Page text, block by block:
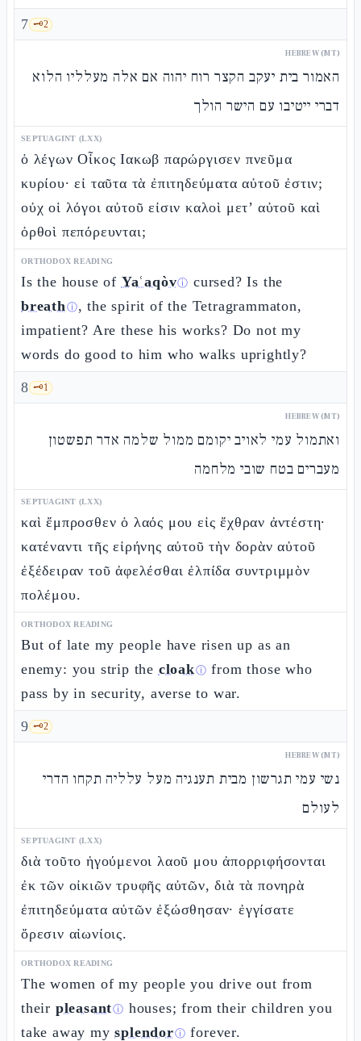
7 🗝️2
HEBREW (MT)
האמור בית יעקב הקצר רוח יהוה אם אלה מעלליו הלוא
דברי ייטיבו עם הישר הולך
SEPTUAGINT (LXX)
ὁ λέγων Οἶκος Ιακωβ παρώργισεν πνεῦμα
κυρίου· εἰ ταῦτα τὰ ἐπιτηδεύματα αὐτοῦ ἐστιν;
οὐχ οἱ λόγοι αὐτοῦ εἰσιν καλοὶ μετ’ αὐτοῦ καὶ
ὀρθοὶ πεπόρευνται;
ORTHODOX READING
Is the house of Yaʿaqòvⓘ cursed? Is the
breathⓘ, the spirit of the Tetragrammaton,
impatient? Are these his works? Do not my
words do good to him who walks uprightly?
8 🗝️1
HEBREW (MT)
ואתמול עמי לאויב יקומם ממול שלמה אדר תפשטון
מעברים בטח שובי מלחמה
SEPTUAGINT (LXX)
καὶ ἔμπροσθεν ὁ λαός μου εἰς ἔχθραν ἀντέστη·
κατέναντι τῆς εἰρήνης αὐτοῦ τὴν δορὰν αὐτοῦ
ἐξέδειραν τοῦ ἀφελέσθαι ἐλπίδα συντριμμὸν
πολέμου.
ORTHODOX READING
But of late my people have risen up as an
enemy: you strip the cloakⓘ from those who
pass by in security, averse to war.
9 🗝️2
HEBREW (MT)
נשי עמי תגרשון מבית תענגיה מעל עלליה תקחו הדרי
לעולם
SEPTUAGINT (LXX)
διὰ τοῦτο ἡγούμενοι λαοῦ μου ἀπορριφήσονται
ἐκ τῶν οἰκιῶν τρυφῆς αὐτῶν, διὰ τὰ πονηρὰ
ἐπιτηδεύματα αὐτῶν ἐξώσθησαν· ἐγγίσατε
ὄρεσιν αἰωνίοις.
ORTHODOX READING
The women of my people you drive out from
their pleasantⓘ houses; from their children you
take away mysplendorⓘ forever.